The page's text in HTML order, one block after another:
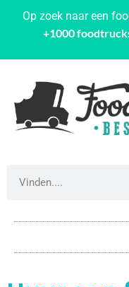
Op zoek naar een
+1000